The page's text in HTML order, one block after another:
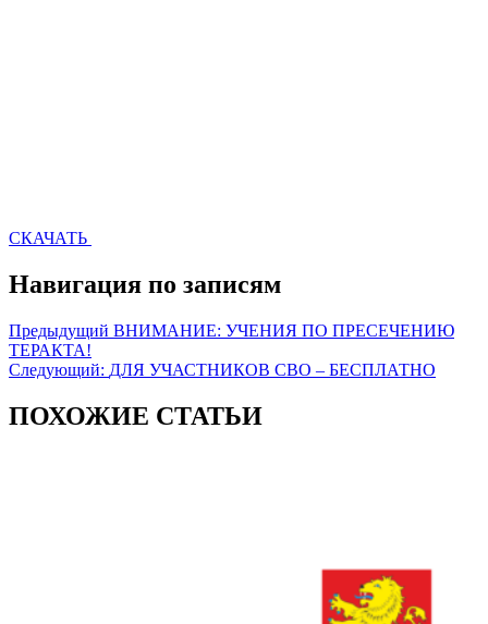
СКАЧАТЬ
Навигация по записям
Предыдущий ВНИМАНИЕ: УЧЕНИЯ ПО ПРЕСЕЧЕНИЮ
ТЕРАКТА!
Следующий: ДЛЯ УЧАСТНИКОВ СВО – БЕСПЛАТНО
ПОХОЖИЕ СТАТЬИ